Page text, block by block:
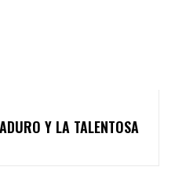
Y LA TALENTOSA